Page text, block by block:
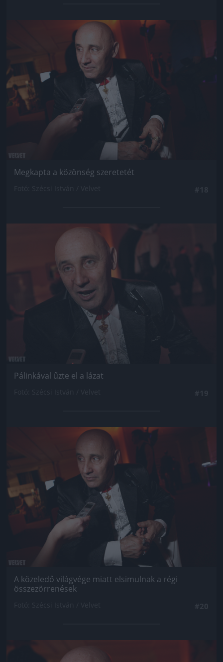
Jön még kép!
Megkapta a közönség szeretetét
Jön még kép!
Pálinkával űzte el a lázat
Jön még kép!
A közeledő világvége miatt elsimulnak a régi
összezörrenések
Jön még kép!